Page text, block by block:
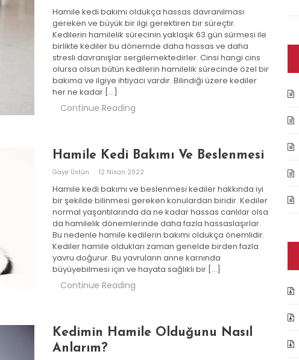
Hamile kedi bakımı oldukça hassas davranılması
gereken ve büyük bir ilgi gerektiren bir süreçtir.
Kedilerin hamilelik sürecinin yaklaşık 63 gün sürmesi ile
birlikte kediler bu dönemde daha hassas ve daha
stresli davranışlar sergilemektedirler. Cinsi hangi cins
olursa olsun bütün kedilerin hamilelik sürecinde özel bir
bakıma ve ilgiye ihtiyacı vardır. Bilindiği üzere kediler
her ne kadar […]
Continue Reading
Hamile Kedi Bakımı Ve Beslenmesi
Gaye Üstün 12 Nisan 2022
Hamile kedi bakımı ve beslenmesi kediler hakkında iyi
bir şekilde bilinmesi gereken konulardan biridir. Kediler
normal yaşantılarında da ne kadar hassas canlılar olsa
da hamilelik dönemlerinde daha fazla hassaslaşırlar.
Bu nedenle hamile kedilerin bakımı oldukça önemlidir.
Kediler hamile oldukları zaman genelde birden fazla
yavru doğurur. Bu yavruların anne karnında
büyüyebilmesi için ve hayata sağlıklı bir […]
Continue Reading
Kedimin Hamile Olduğunu Nasıl
Anlarım?